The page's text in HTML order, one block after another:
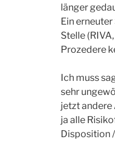
länger
Ein
Stelle
Prozedere
Ich muss
sehr
jetzt andere
ja alle
Disposition